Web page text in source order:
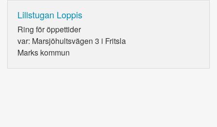
Lillstugan Loppis
Ring för öppettider
var: Marsjöhultsvägen 3 i Fritsla
Marks kommun